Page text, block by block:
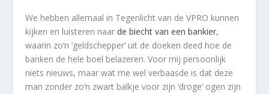
We hebben allemaal in Tegenlicht van de VPRO kunnen
kijken en luisteren naar de biecht van een bankier,
waarin zo’n ‘geldschepper’ uit de doeken deed hoe de
banken de hele boel belazeren. Voor mij persoonlijk
niets nieuws, maar wat me wel verbaasde is dat deze
man zonder zo’n zwart balkje voor zijn ‘droge’ ogen zijn